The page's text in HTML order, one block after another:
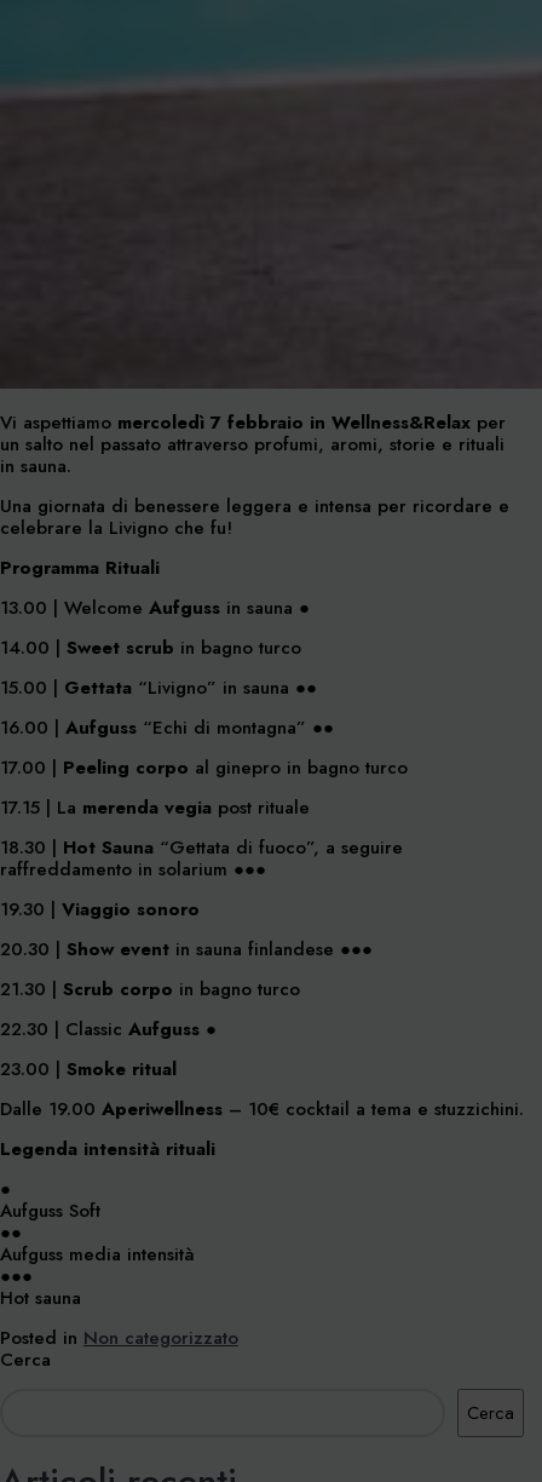
Vi aspettiamo mercoledì 7 febbraio in Wellness&Relax per
un salto nel passato attraverso profumi, aromi, storie e rituali
in sauna.
Una giornata di benessere leggera e intensa per ricordare e
celebrare la Livigno che fu!
Programma Rituali
13.00 | Welcome Aufguss in sauna ●
14.00 | Sweet scrub in bagno turco
15.00 | Gettata “Livigno” in sauna ●●
16.00 | Aufguss “Echi di montagna” ●●
17.00 | Peeling corpo al ginepro in bagno turco
17.15 | La merenda vegia post rituale
18.30 | Hot Sauna “Gettata di fuoco”, a seguire
raffreddamento in solarium ●●●
19.30 | Viaggio sonoro
20.30 | Show event in sauna finlandese ●●●
21.30 | Scrub corpo in bagno turco
22.30 | Classic Aufguss ●
23.00 | Smoke ritual
Dalle 19.00 Aperiwellness – 10€ cocktail a tema e stuzzichini.
Legenda intensità rituali
●
Aufguss Soft
●●
Aufguss media intensità
●●●
Hot sauna
Posted in Non categorizzato
Cerca
Cerca